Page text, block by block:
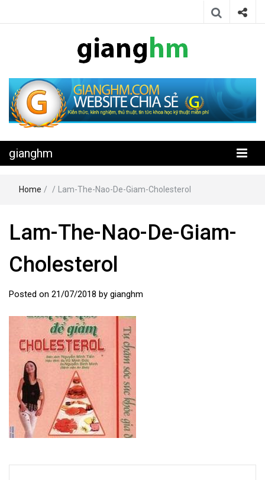
gianghm
kỹ thuật miễn phí
gianghm
Home / / Lam-The-Nao-De-Giam-Cholesterol
Lam-The-Nao-De-Giam-
Cholesterol
Posted on 21/07/2018 by gianghm